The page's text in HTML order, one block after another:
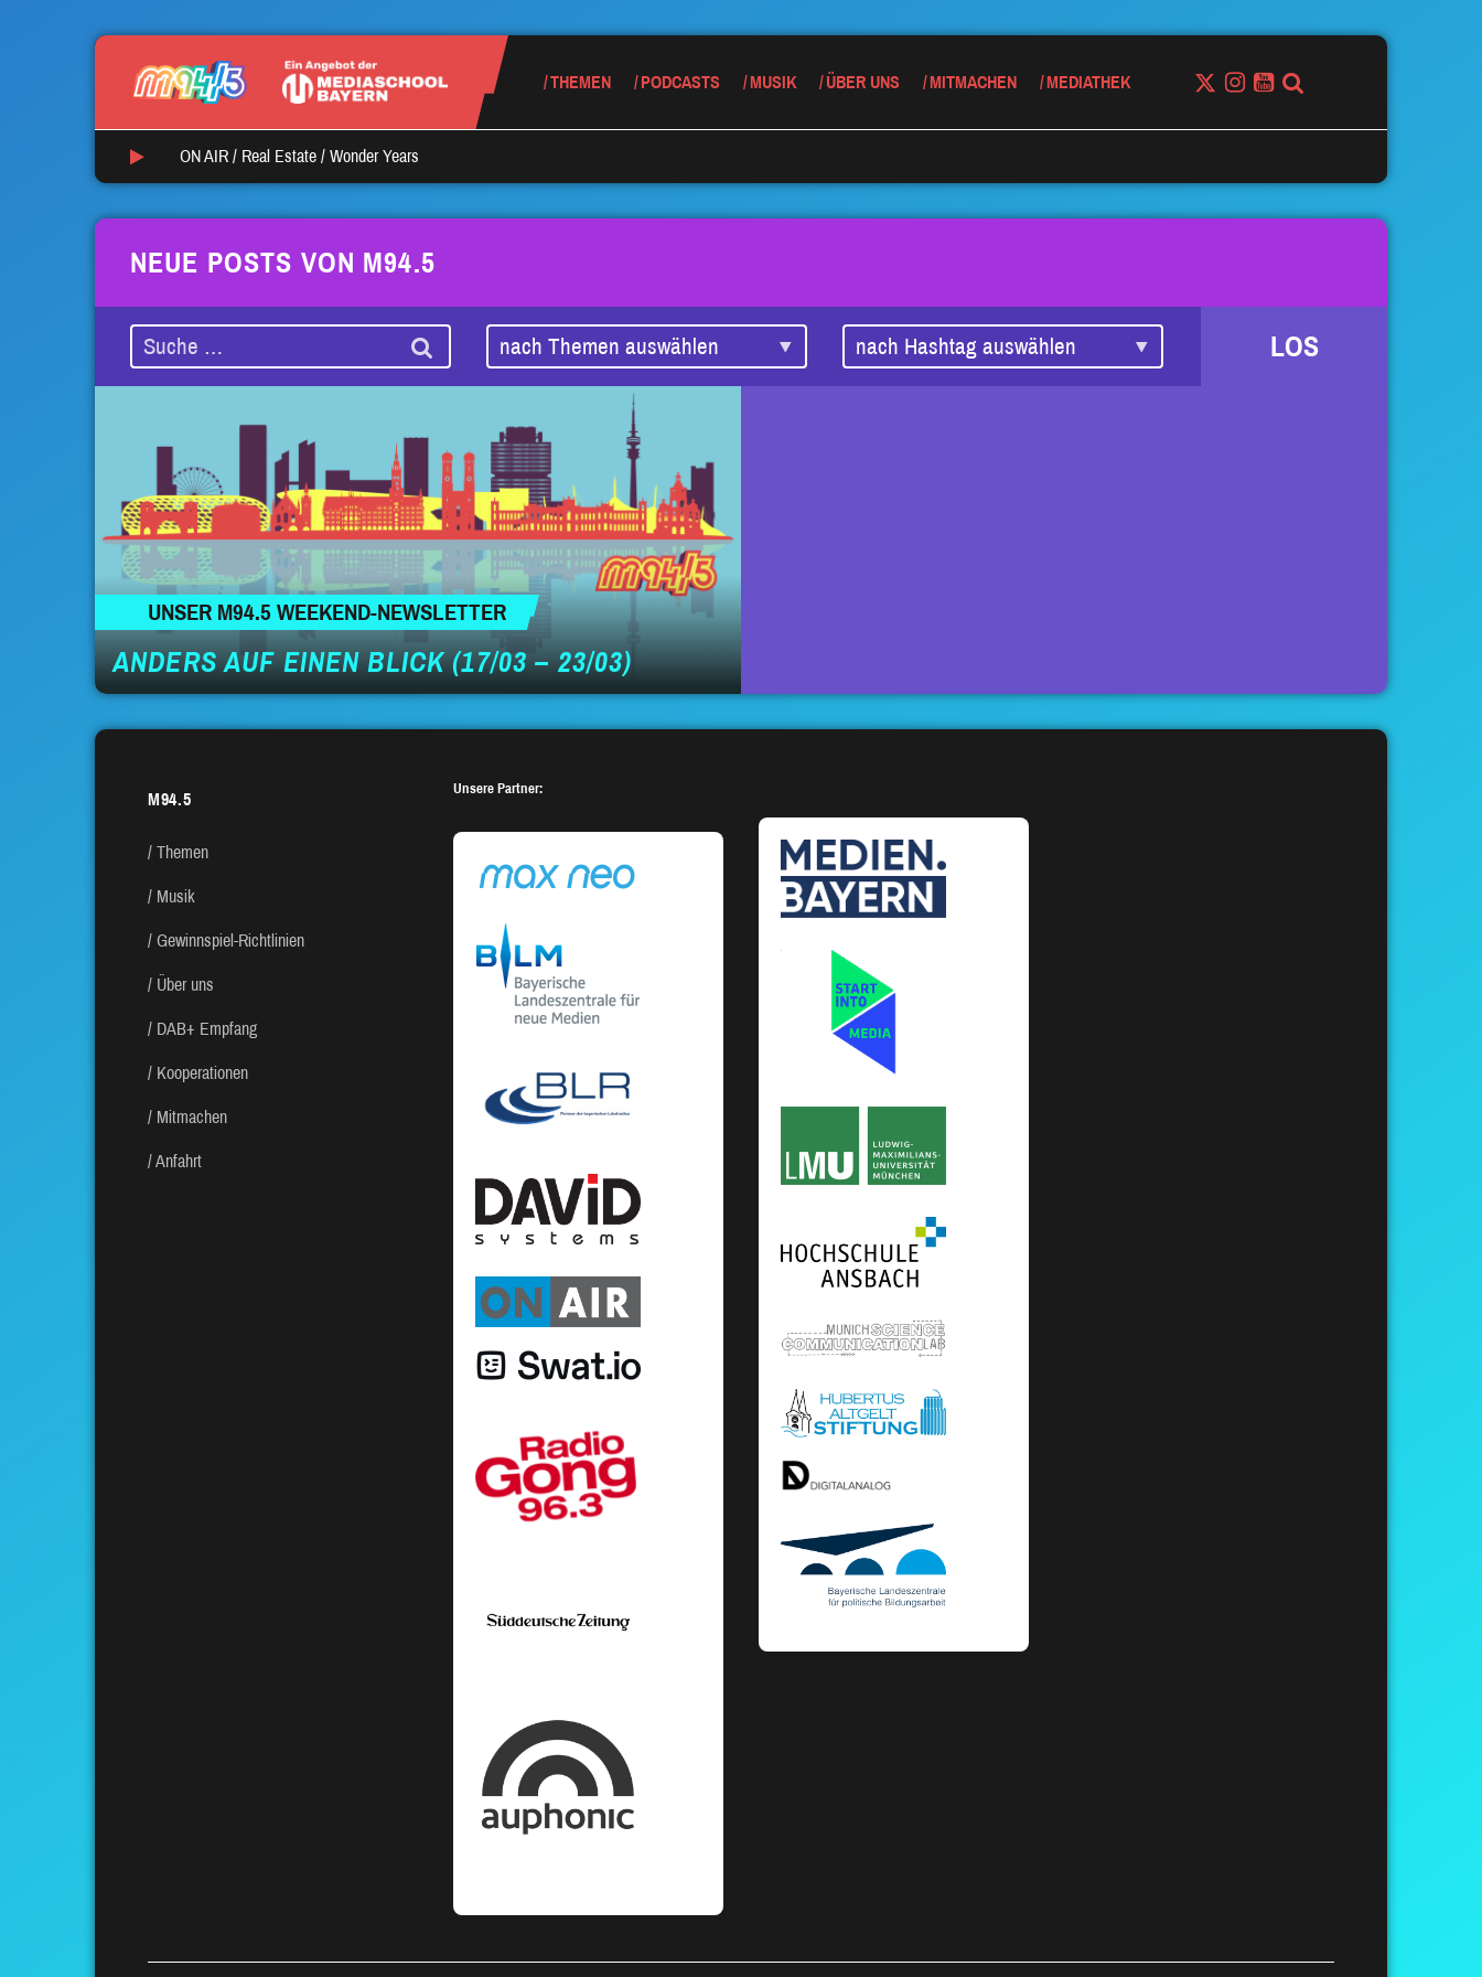
THEMEN PODCASTS MUSIK ÜBER UNS MITMACHEN MEDIATHEK
ON AIR / Real Estate / Wonder Years
NEUE POSTS VON M94.5
LOS
UNSER M94.5 WEEKEND-NEWSLETTER
ANDERS AUF EINEN BLICK (17/03 – 23/03)
M94.5
Themen
Musik
Gewinnspiel-Richtlinien
Über uns
DAB+ Empfang
Kooperationen
Mitmachen
Anfahrt
Unsere Partner: